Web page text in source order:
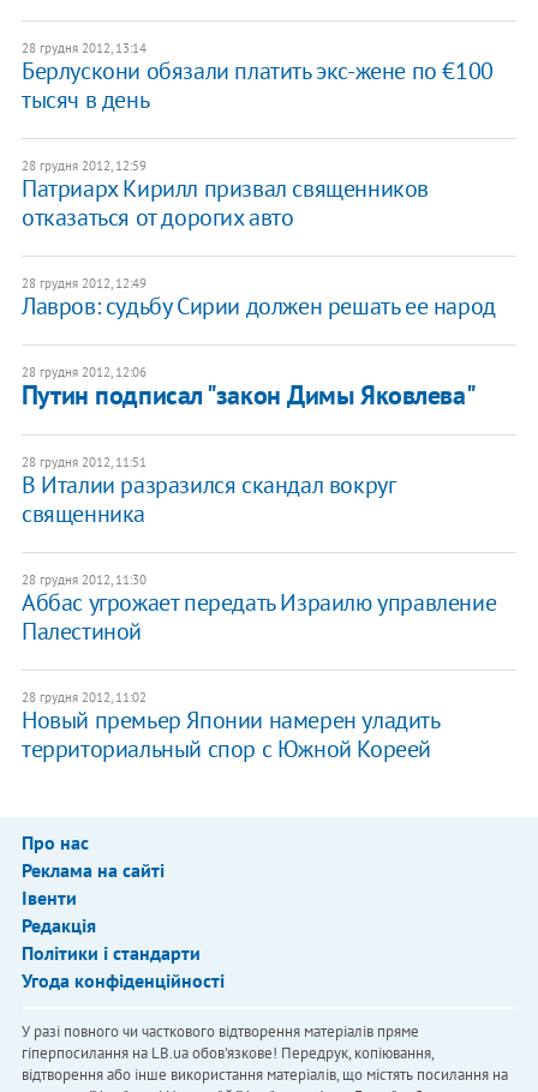
28 грудня 2012, 13:14
Берлускони обязали платить экс-жене по €100
тысяч в день
28 грудня 2012, 12:59
Патриарх Кирилл призвал священников
отказаться от дорогих авто
28 грудня 2012, 12:49
Лавров: судьбу Сирии должен решать ее народ
28 грудня 2012, 12:06
Путин подписал "закон Димы Яковлева"
28 грудня 2012, 11:51
В Италии разразился скандал вокруг
священника
28 грудня 2012, 11:30
Аббас угрожает передать Израилю управление
Палестиной
28 грудня 2012, 11:02
Новый премьер Японии намерен уладить
территориальный спор с Южной Кореей
Про нас
Реклама на сайті
Івенти
Редакція
Політики і стандарти
Угода конфіденційності
У разі повного чи часткового відтворення матеріалів пряме
гіперпосилання на LB.ua обов'язкове! Передрук, копіювання,
відтворення або інше використання матеріалів, що містять посилання на